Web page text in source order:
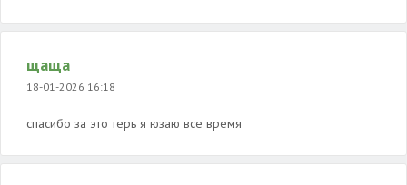
щаща
18-01-2026 16:18
спасибо за это терь я юзаю все время